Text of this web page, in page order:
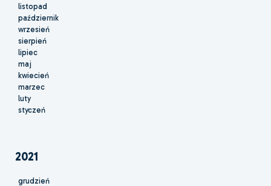
listopad
październik
wrzesień
sierpień
lipiec
maj
kwiecień
marzec
luty
styczeń
2021
grudzień